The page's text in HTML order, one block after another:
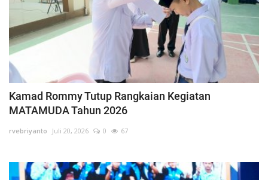
Kamad Rommy Tutup Rangkaian Kegiatan
MATAMUDA Tahun 2026
rvebriyanto Juli 20, 2026 0 67